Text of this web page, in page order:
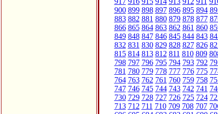
900 899 898 897 896 895 894
883 882 881 880 879 878 877
866 865 864 863 862 861 860
849 848 847 846 845 844 843
832 831 830 829 828 827 826
815 814 813 812 811 810 809
798 797 796 795 794 793 792
781 780 779 778 777 776 775
764 763 762 761 760 759 758
747 746 745 744 743 742 741
730 729 728 727 726 725 724
713 712 711 710 709 708 707